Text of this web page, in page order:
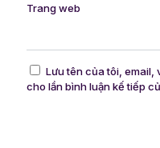
Trang web
Lưu tên của tôi, email,
cho lần bình luận kế tiếp